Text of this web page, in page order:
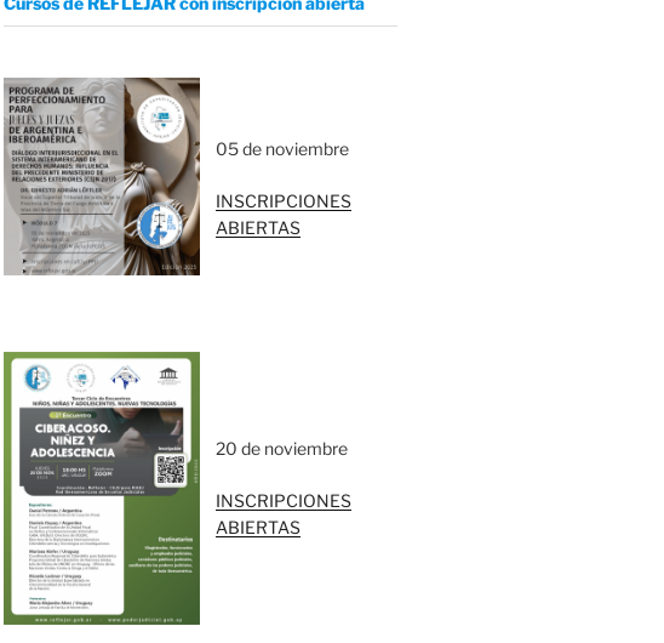
05 de noviembre
INSCRIPCIONES
ABIERTAS
20 de noviembre
INSCRIPCIONES
ABIERTAS